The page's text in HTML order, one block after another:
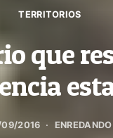
TERRITORIOS
que
09/2016 ENREDANDO